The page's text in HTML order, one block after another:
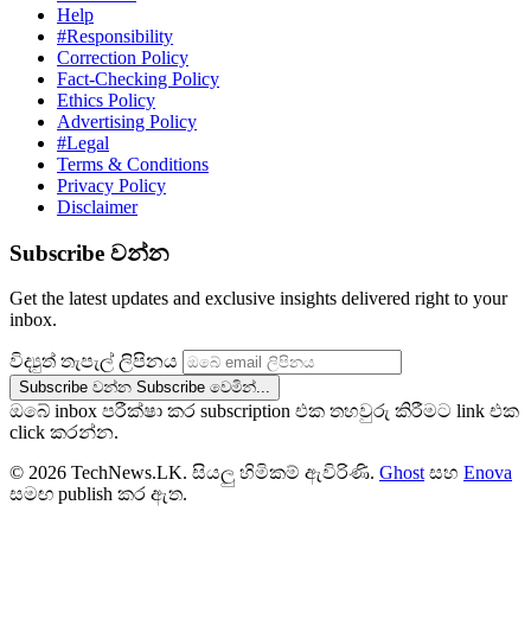
Help
#Responsibility
Correction Policy
Fact-Checking Policy
Ethics Policy
Advertising Policy
#Legal
Terms & Conditions
Privacy Policy
Disclaimer
Subscribe වන්න
Get the latest updates and exclusive insights delivered right to your
inbox.
විද්‍යුත් තැපැල් ලිපිනය
Subscribe වන්න Subscribe වෙමින්...
ඔබේ inbox පරීක්ෂා කර subscription එක තහවුරු කිරීමට link එක
click කරන්න.
© 2026 TechNews.LK. සියලු හිමිකම් ඇවිරිණි. Ghost සහ Enova
සමඟ publish කර ඇත.